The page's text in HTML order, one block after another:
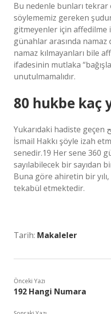
Bu nedenle bunları tekrar
söylememiz gereken
gitmeyenler için affedilme
günahlar arasında namaz
namaz kılmayanları bile
ifadesinin mutlaka
unutulmamalıdır.
80 hukbe kaç
Yukarıdaki hadiste geçen ابقح kelimesinin manasını
İsmail Hakkı şöyle izah
senedir.19 Her sene 360
sayılabilecek bir sayıdan
Buna göre ahiretin bir yılı,
tekabül etmektedir.
Tarih: Makaleler
Önceki Yazı
192 Hangi Numara